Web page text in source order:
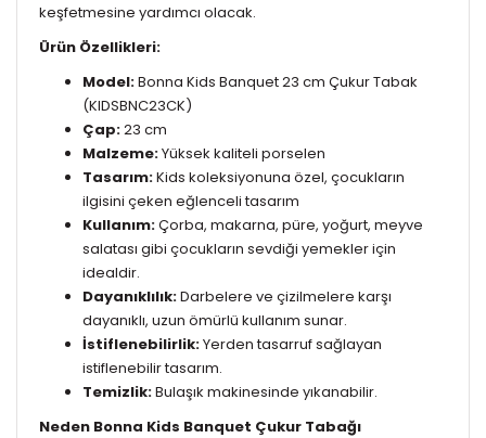
keşfetmesine yardımcı olacak.
Ürün Özellikleri:
Model:Bonna Kids Banquet 23 cm Çukur Tabak
(KIDSBNC23CK)
Çap:23 cm
Malzeme:Yüksek kaliteli porselen
Tasarım:Kids koleksiyonuna özel, çocukların
ilgisini çeken eğlenceli tasarım
Kullanım:Çorba, makarna, püre, yoğurt, meyve
salatası gibi çocukların sevdiği yemekler için
idealdir.
Dayanıklılık:Darbelere ve çizilmelere karşı
dayanıklı, uzun ömürlü kullanım sunar.
İstiflenebilirlik:Yerden tasarruf sağlayan
istiflenebilir tasarım.
Temizlik:Bulaşık makinesinde yıkanabilir.
Neden Bonna Kids Banquet Çukur Tabağı